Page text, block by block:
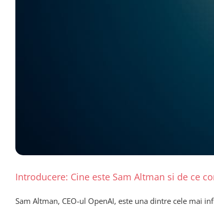
Introducere: Cine este Sam Altman si de ce
Sam Altman, CEO-ul OpenAI, este una dintre cele mai